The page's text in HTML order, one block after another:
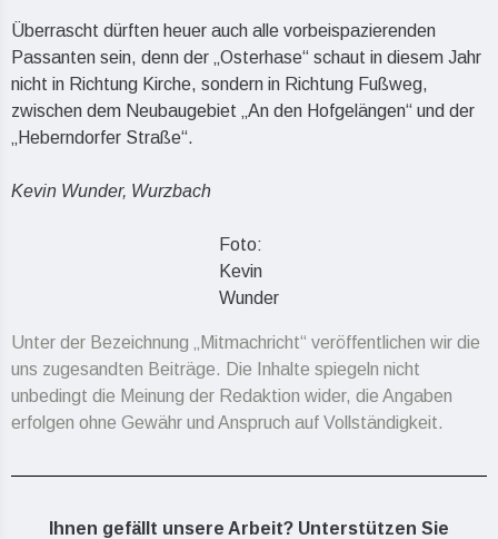
Überrascht dürften heuer auch alle vorbeispazierenden
Passanten sein, denn der „Osterhase“ schaut in diesem Jahr
nicht in Richtung Kirche, sondern in Richtung Fußweg,
zwischen dem Neubaugebiet „An den Hofgelängen“ und der
„Heberndorfer Straße“.
Kevin Wunder, Wurzbach
Foto:
Kevin
Wunder
Unter der Bezeichnung „Mitmachricht“ veröffentlichen wir die
uns zugesandten Beiträge. Die Inhalte spiegeln nicht
unbedingt die Meinung der Redaktion wider, die Angaben
erfolgen ohne Gewähr und Anspruch auf Vollständigkeit.
Ihnen gefällt unsere Arbeit? Unterstützen Sie